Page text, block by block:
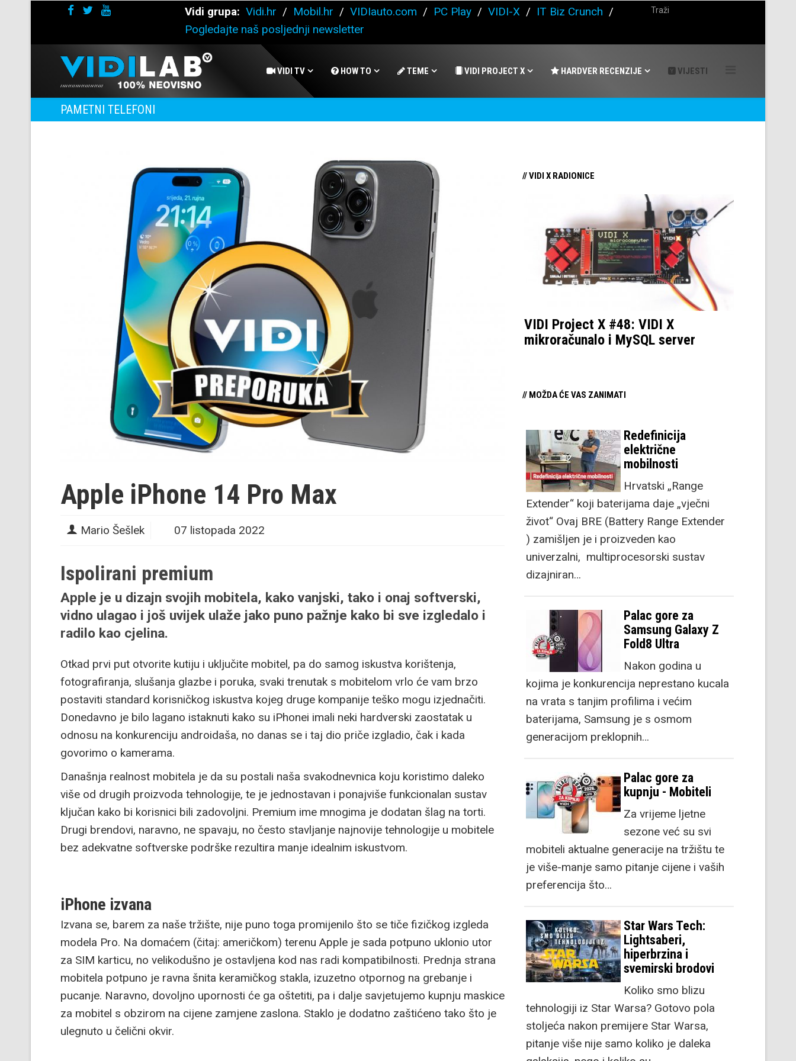
Vidi grupa: Vidi.hr / Mobil.hr / VIDIauto.com / PC Play / VIDI-X / IT Biz Crunch /
Pogledajte naš posljednji newsletter
VIDI TV HOW TO TEME VIDI PROJECT X HARDVER RECENZIJE VIJESTI
PAMETNI TELEFONI
Apple iPhone 14 Pro Max
Mario Šešlek 07 listopada 2022
Ispolirani premium
Apple je u dizajn svojih mobitela, kako vanjski, tako i onaj softverski,
vidno ulagao i još uvijek ulaže jako puno pažnje kako bi sve izgledalo i
radilo kao cjelina.
Otkad prvi put otvorite kutiju i uključite mobitel, pa do samog iskustva korištenja,
fotografiranja, slušanja glazbe i poruka, svaki trenutak s mobitelom vrlo će vam brzo
postaviti standard korisničkog iskustva kojeg druge kompanije teško mogu izjednačiti.
Donedavno je bilo lagano istaknuti kako su iPhonei imali neki hardverski zaostatak u
odnosu na konkurenciju androidaša, no danas se i taj dio priče izgladio, čak i kada
govorimo o kamerama.
Današnja realnost mobitela je da su postali naša svakodnevnica koju koristimo daleko
više od drugih proizvoda tehnologije, te je jednostavan i ponajviše funkcionalan sustav
ključan kako bi korisnici bili zadovoljni. Premium ime mnogima je dodatan šlag na torti.
Drugi brendovi, naravno, ne spavaju, no često stavljanje najnovije tehnologije u mobitele
bez adekvatne softverske podrške rezultira manje idealnim iskustvom.
iPhone izvana
Izvana se, barem za naše tržište, nije puno toga promijenilo što se tiče fizičkog izgleda
modela Pro. Na domaćem (čitaj: američkom) terenu Apple je sada potpuno uklonio utor
za SIM karticu, no velikodušno je ostavljena kod nas radi kompatibilnosti. Prednja strana
mobitela potpuno je ravna šnita keramičkog stakla, izuzetno otpornog na grebanje i
pucanje. Naravno, dovoljno upornosti će ga oštetiti, pa i dalje savjetujemo kupnju maskice
za mobitel s obzirom na cijene zamjene zaslona. Staklo je dodatno zaštićeno tako što je
ulegnuto u čelični okvir.
// VIDI X RADIONICE
VIDI Project X #48: VIDI X
mikroračunalo i MySQL server
// MOŽDA ĆE VAS ZANIMATI
Redefinicija
električne
mobilnosti
Hrvatski „Range
Extender“ koji baterijama daje „vječni
život“ Ovaj BRE (Battery Range Extender
) zamišljen je i proizveden kao
univerzalni, multiprocesorski sustav
dizajniran…
Palac gore za
Samsung Galaxy Z
Fold8 Ultra
Nakon godina u
kojima je konkurencija neprestano kucala
na vrata s tanjim profilima i većim
baterijama, Samsung je s osmom
generacijom preklopnih…
Palac gore za
kupnju - Mobiteli
Za vrijeme ljetne
sezone već su svi
mobiteli aktualne generacije na tržištu te
je više-manje samo pitanje cijene i vaših
preferencija što…
Star Wars Tech:
Lightsaberi,
hiperbrzina i
svemirski brodovi
Koliko smo blizu
tehnologiji iz Star Warsa? Gotovo pola
stoljeća nakon premijere Star Warsa,
pitanje više nije samo koliko je daleka